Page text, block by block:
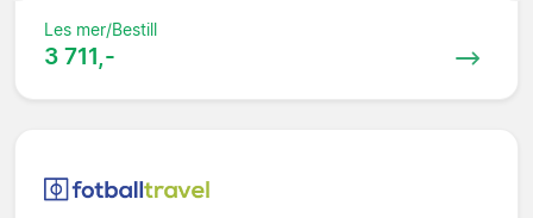
Les mer/Bestill
3 711,-